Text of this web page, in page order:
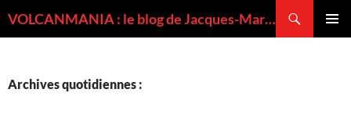
VOLCANMANIA : le blog de Jacques-Marie BARDINTZEFF, volcanologue
Archives quotidiennes :